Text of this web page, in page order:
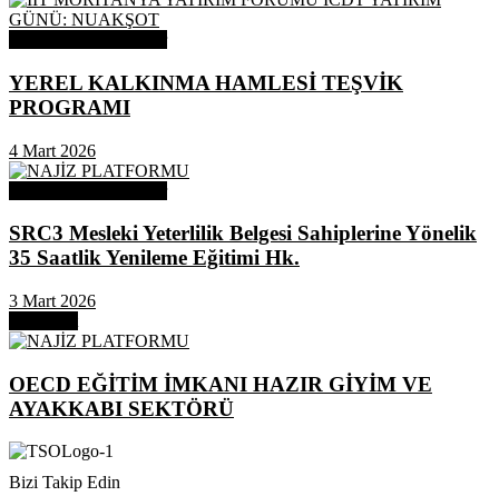
YEREL KALKINMA HAMLESİ TEŞVİK
PROGRAMI
4 Mart 2026
SRC3 Mesleki Yeterlilik Belgesi Sahiplerine Yönelik
35 Saatlik Yenileme Eğitimi Hk.
3 Mart 2026
OECD EĞİTİM İMKANI HAZIR GİYİM VE
AYAKKABI SEKTÖRÜ
Bizi Takip Edin